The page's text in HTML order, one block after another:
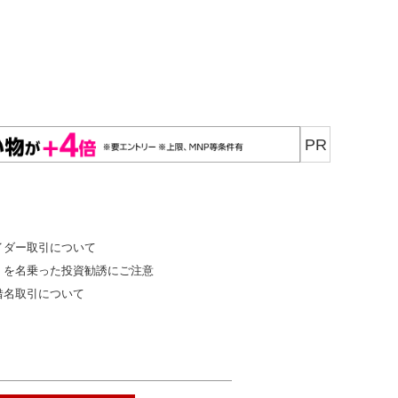
PR
ダー取引について
を名乗った投資勧誘にご注意
名取引について